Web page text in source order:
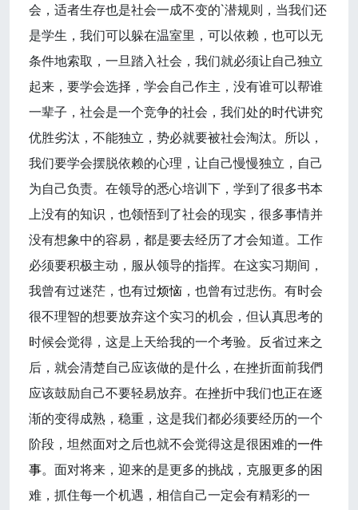
会，适者生存也是社会一成不变的`潜规则，当我们还
是学生，我们可以躲在温室里，可以依赖，也可以无
条件地索取，一旦踏入社会，我们就必须让自己独立
起来，要学会选择，学会自己作主，没有谁可以帮谁
一辈子，社会是一个竞争的社会，我们处的时代讲究
优胜劣汰，不能独立，势必就要被社会淘汰。所以，
我们要学会摆脱依赖的心理，让自己慢慢独立，自己
为自己负责。在领导的悉心培训下，学到了很多书本
上没有的知识，也领悟到了社会的现实，很多事情并
没有想象中的容易，都是要去经历了才会知道。工作
必须要积极主动，服从领导的指挥。在这实习期间，
我曾有过迷茫，也有过烦恼 ，也曾有过悲伤。有时会
很不理智的想要放弃这个实习的机会，但认真思考的
时候会觉得，这是上天给我的一个考验。反省过来之
后，就会清楚自己应该做的是什么，在挫折面前我們
应该鼓励自己不要轻易放弃。在挫折中我们也正在逐
渐的变得成熟，稳重，这是我们都必须要经历的一个
阶段，坦然面对之后也就不会觉得这是很困难的一件
事。面对将来，迎来的是更多的挑战，克服更多的困
难，抓住每一个机遇，相信自己一定会有精彩的一